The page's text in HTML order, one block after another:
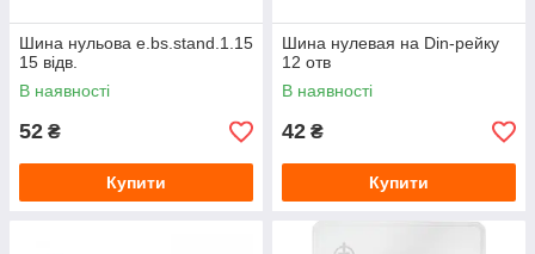
Шина нульова e.bs.stand.1.15
15 відв.
В наявності
52 ₴
Купити
Шина нулевая на Din-рейку
12 отв
В наявності
42 ₴
Купити